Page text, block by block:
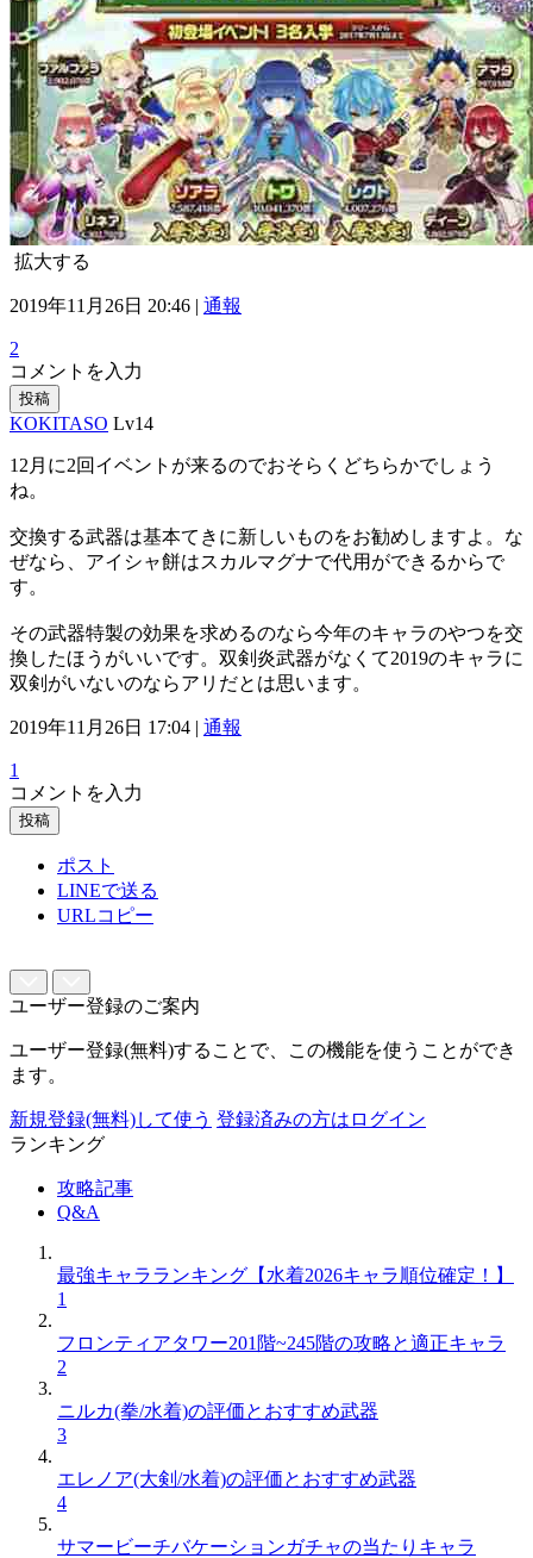
拡大する
2019年11月26日 20:46 | 通報
2
コメントを入力
投稿
KOKITASO Lv14
12月に2回イベントが来るのでおそらくどちらかでしょう
ね。
交換する武器は基本てきに新しいものをお勧めしますよ。な
ぜなら、アイシャ餅はスカルマグナで代用ができるからで
す。
その武器特製の効果を求めるのなら今年のキャラのやつを交
換したほうがいいです。双剣炎武器がなくて2019のキャラに
双剣がいないのならアリだとは思います。
2019年11月26日 17:04 | 通報
1
コメントを入力
投稿
ポスト
LINEで送る
URLコピー
ユーザー登録のご案内
ユーザー登録(無料)することで、この機能を使うことができ
ます。
新規登録(無料)して使う 登録済みの方はログイン
ランキング
攻略記事
Q&A
最強キャラランキング【水着2026キャラ順位確定！】
1
フロンティアタワー201階~245階の攻略と適正キャラ
2
ニルカ(拳/水着)の評価とおすすめ武器
3
エレノア(大剣/水着)の評価とおすすめ武器
4
サマービーチバケーションガチャの当たりキャラ